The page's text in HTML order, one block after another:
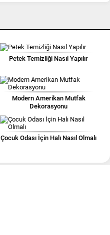
Petek Temizliği Nasıl Yapılır
Modern Amerikan Mutfak
Dekorasyonu
Çocuk Odası İçin Halı Nasıl Olmalı